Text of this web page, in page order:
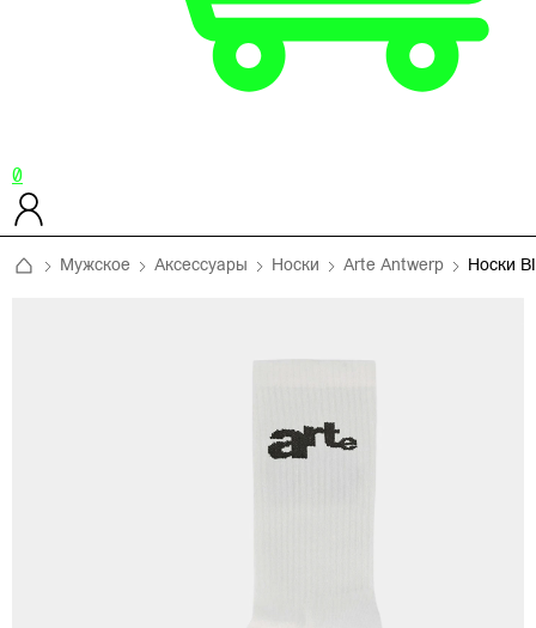
0
Мужское Аксессуары Носки Arte Antwerp Носки